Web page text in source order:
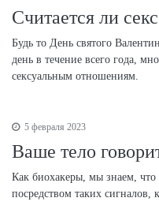
Считается ли
Будь то День святого
день в течение всего года,
сексуальным отношениям.
5 февраля 2023
Ваше тело
Как биохакеры, мы знаем, что
посредством таких сигналов,